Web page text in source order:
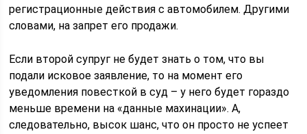
регистрационные действия с автомобилем. Другими
словами, на запрет его продажи.
Если второй супруг не будет знать о том, что вы
подали исковое заявление, то на момент его
уведомления повесткой в суд – у него будет гораздо
меньше времени на «данные махинации». А,
следовательно, высок шанс, что он просто не успеет